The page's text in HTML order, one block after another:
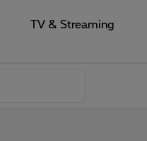
TV & Streaming